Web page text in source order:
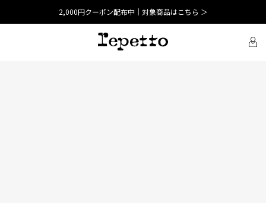
2,000円クーポン配布中｜対象商品はこちら ＞